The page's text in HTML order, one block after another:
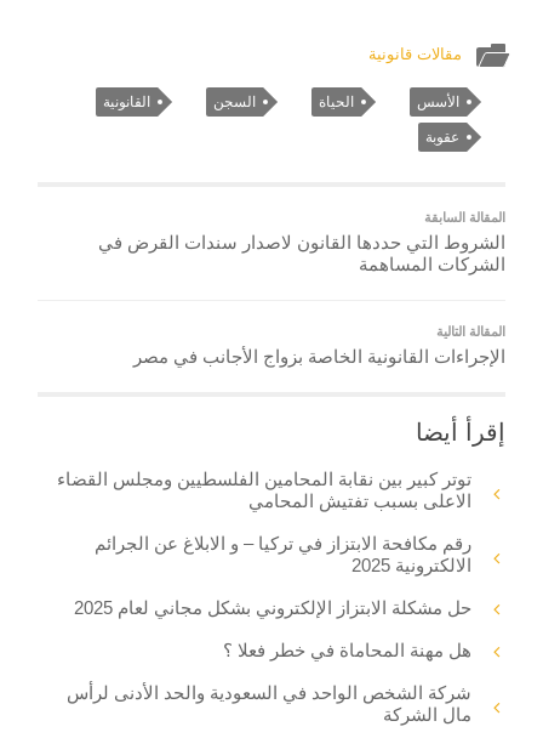
مقالات قانونية
الأسس الحياة السجن القانونية
عقوبة
المقالة السابقة
الشروط التي حددها القانون لاصدار سندات القرض في
الشركات المساهمة
المقالة التالية
الإجراءات القانونية الخاصة بزواج الأجانب في مصر
إقرأ أيضا
توتر كبير بين نقابة المحامين الفلسطيين ومجلس القضاء
الاعلى بسبب تفتيش المحامي
رقم مكافحة الابتزاز في تركيا – و الابلاغ عن الجرائم
الالكترونية 2025
حل مشكلة الابتزاز الإلكتروني بشكل مجاني لعام 2025
هل مهنة المحاماة في خطر فعلا ؟
شركة الشخص الواحد في السعودية والحد الأدنى لرأس
مال الشركة